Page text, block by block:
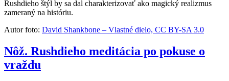
Rushdieho štýl by sa dal charakterizovať ako magický realizmus
zameraný na históriu.
Autor foto: David Shankbone – Vlastné dielo, CC BY-SA 3.0
Nôž. Rushdieho meditácia po pokuse o
vraždu